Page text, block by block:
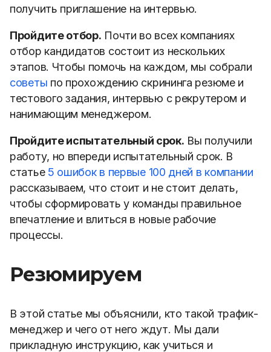
получить приглашение на интервью.
Пройдите отбор. Почти во всех компаниях
отбор кандидатов состоит из нескольких
этапов. Чтобы помочь на каждом, мы собрали
советы по прохождению скрининга резюме и
тестового задания, интервью с рекрутером и
нанимающим менеджером.
Пройдите испытательный срок. Вы получили
работу, но впереди испытательный срок. В
статье 5 ошибок в первые 100 дней в компании
рассказываем, что стоит и не стоит делать,
чтобы сформировать у команды правильное
впечатление и влиться в новые рабочие
процессы.
Резюмируем
В этой статье мы объяснили, кто такой трафик-
менеджер и чего от него ждут. Мы дали
прикладную инструкцию, как учиться и